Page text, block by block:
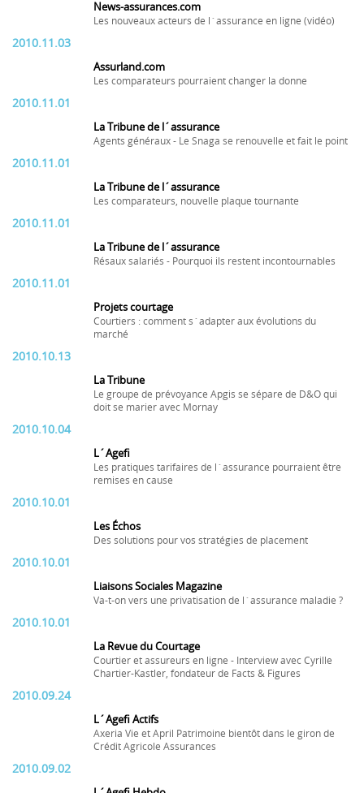
News-assurances.com
Les nouveaux acteurs de l´assurance en ligne (vidéo)
2010.11.03
Assurland.com
Les comparateurs pourraient changer la donne
2010.11.01
La Tribune de l´assurance
Agents généraux - Le Snaga se renouvelle et fait le point
2010.11.01
La Tribune de l´assurance
Les comparateurs, nouvelle plaque tournante
2010.11.01
La Tribune de l´assurance
Résaux salariés - Pourquoi ils restent incontournables
2010.11.01
Projets courtage
Courtiers : comment s´adapter aux évolutions du
marché
2010.10.13
La Tribune
Le groupe de prévoyance Apgis se sépare de D&O qui
doit se marier avec Mornay
2010.10.04
L´Agefi
Les pratiques tarifaires de l´assurance pourraient être
remises en cause
2010.10.01
Les Échos
Des solutions pour vos stratégies de placement
2010.10.01
Liaisons Sociales Magazine
Va-t-on vers une privatisation de l´assurance maladie ?
2010.10.01
La Revue du Courtage
Courtier et assureurs en ligne - Interview avec Cyrille
Chartier-Kastler, fondateur de Facts & Figures
2010.09.24
L´Agefi Actifs
Axeria Vie et April Patrimoine bientôt dans le giron de
Crédit Agricole Assurances
2010.09.02